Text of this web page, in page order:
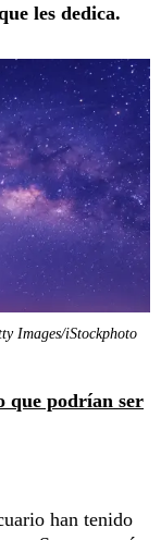
les dedica.
Images/iStockphoto
que podrían ser
han tenido